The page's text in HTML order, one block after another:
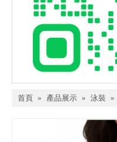
首頁 » 產品展示 » 泳裝 »